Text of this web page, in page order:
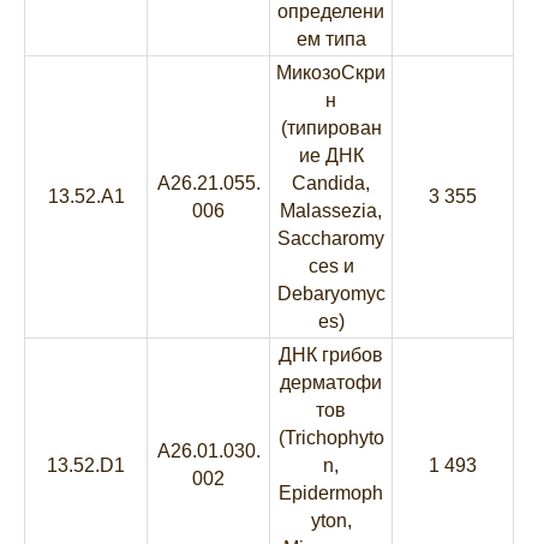
определени
ем типа
13.52.A1
A26.21.055.
006
МикозоСкри
н
(типирован
ие ДНК
Candida,
Malassezia,
Saccharomy
ces и
Debaryomyc
es)
3 355
13.52.D1
A26.01.030.
002
ДНК грибов
дерматофи
тов
(Trichophyto
n,
Epidermoph
yton,
1 493